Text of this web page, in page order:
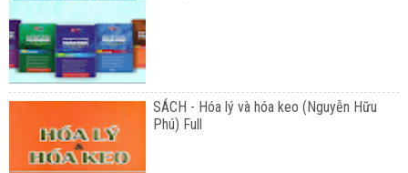
SÁCH - Hóa lý và hóa keo (Nguyễn Hữu
Phú) Full